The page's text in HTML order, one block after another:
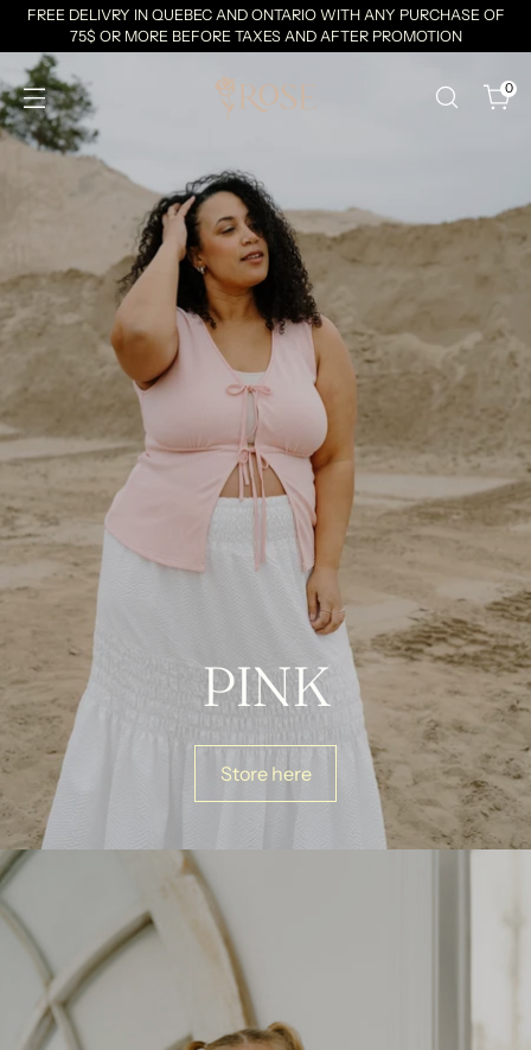
FREE DELIVRY IN QUEBEC AND ONTARIO WITH ANY PURCHASE OF
75$ OR MORE BEFORE TAXES AND AFTER PROMOTION
0
PINK
Store here